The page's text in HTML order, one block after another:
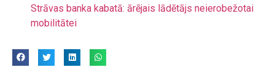
Strāvas banka kabatā: ārējais lādētājs neierobežotai
mobilitātei